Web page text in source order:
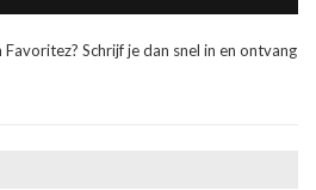
Schrijf je dan snel in en ontvang